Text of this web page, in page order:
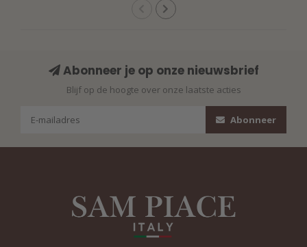
Abonneer je op onze nieuwsbrief
Blijf op de hoogte over onze laatste acties
Abonneer